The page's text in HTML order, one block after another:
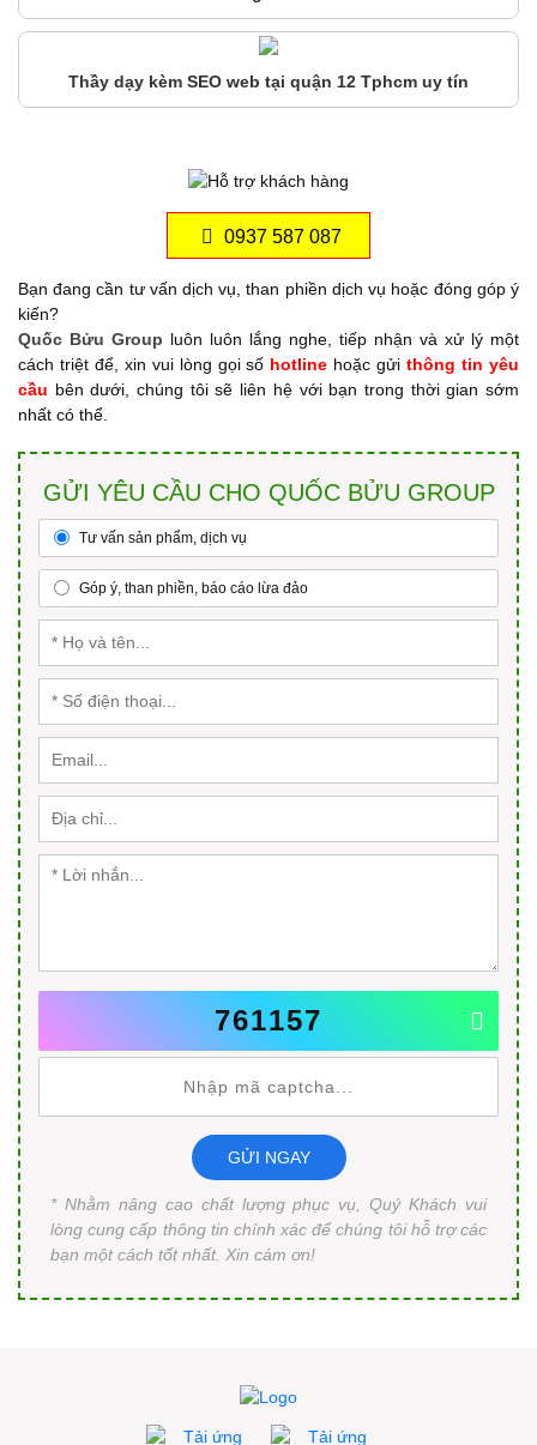
Thầy dạy kèm SEO web tại quận 12 Tphcm uy tín
0937 587 087
Bạn đang cần tư vấn dịch vụ, than phiền dịch vụ hoặc đóng góp ý
kiến?
Quốc Bửu Group luôn luôn lắng nghe, tiếp nhận và xử lý một
cách triệt để, xin vui lòng gọi số hotline hoặc gửithông tin yêu
cầu bên dưới, chúng tôi sẽ liên hệ với bạn trong thời gian sớm
nhất có thể.
GỬI YÊU CẦU CHO QUỐC BỬU GROUP
Tư vấn sản phẩm, dịch vụ
Góp ý, than phiền, báo cáo lừa đảo
761157
GỬI NGAY
* Nhằm nâng cao chất lượng phục vụ, Quý Khách vui
lòng cung cấp thông tin chính xác để chúng tôi hỗ trợ các
bạn một cách tốt nhất. Xin cám ơn!